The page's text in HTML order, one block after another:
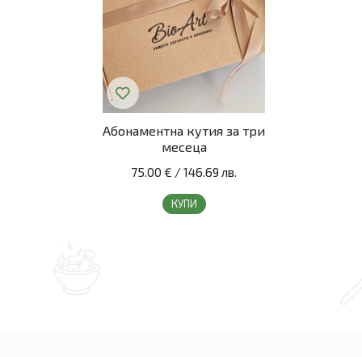
Абонаментна кутия за три
месеца
75.00 € /146.69 лв.
КУПИ